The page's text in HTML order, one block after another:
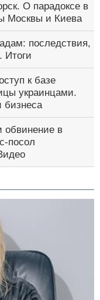
О парадоксе в
Москвы и Киева
последствия,
Итоги
к базе
украинцами.
бизнеса
в
посол